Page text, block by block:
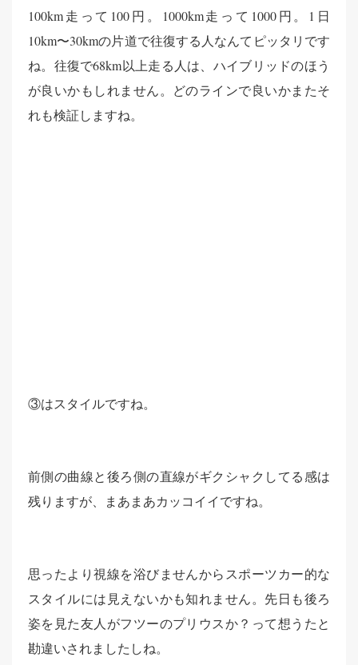
100km走って100円。1000km走って1000円。1日
10km〜30kmの片道で往復する人なんてピッタリです
ね。往復で68km以上走る人は、ハイブリッドのほう
が良いかもしれません。どのラインで良いかまたそ
れも検証しますね。
③はスタイルですね。
前側の曲線と後ろ側の直線がギクシャクしてる感は
残りますが、まあまあカッコイイですね。
思ったより視線を浴びませんからスポーツカー的な
スタイルには見えないかも知れません。先日も後ろ
姿を見た友人がフツーのプリウスか？って想うたと
勘違いされましたしね。